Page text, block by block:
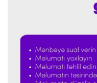
23:59
Formula-1 23:51 06.08.2026
"Antonelli çox